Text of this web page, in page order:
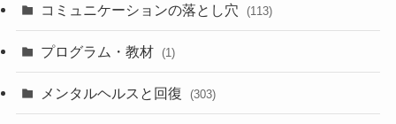
コミュニケーションの落とし穴 (113)
プログラム・教材 (1)
メンタルヘルスと回復 (303)